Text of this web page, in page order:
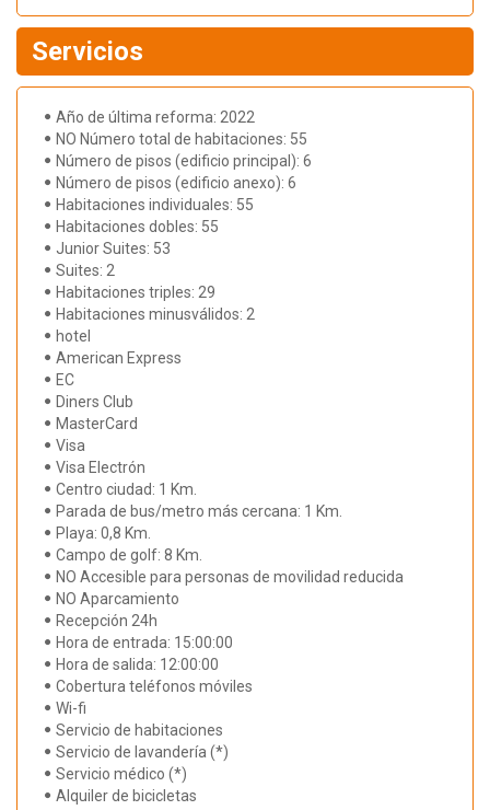
Servicios
Año de última reforma: 2022
NO Número total de habitaciones: 55
Número de pisos (edificio principal): 6
Número de pisos (edificio anexo): 6
Habitaciones individuales: 55
Habitaciones dobles: 55
Junior Suites: 53
Suites: 2
Habitaciones triples: 29
Habitaciones minusválidos: 2
hotel
American Express
EC
Diners Club
MasterCard
Visa
Visa Electrón
Centro ciudad: 1 Km.
Parada de bus/metro más cercana: 1 Km.
Playa: 0,8 Km.
Campo de golf: 8 Km.
NO Accesible para personas de movilidad reducida
NO Aparcamiento
Recepción 24h
Hora de entrada: 15:00:00
Hora de salida: 12:00:00
Cobertura teléfonos móviles
Wi-fi
Servicio de habitaciones
Servicio de lavandería (*)
Servicio médico (*)
Alquiler de bicicletas